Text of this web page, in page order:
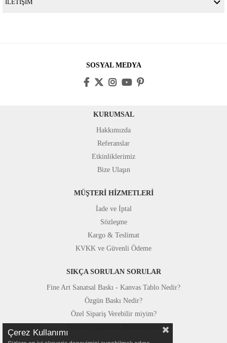
İLETİŞİM
SOSYAL MEDYA
KURUMSAL
Hakkımızda
Referanslar
Etkinliklerimiz
Bize Ulaşın
MÜŞTERİ HİZMETLERİ
İade ve İptal
Sözleşme
Kargo & Teslimat
KVKK ve Güvenli Ödeme
SIKÇA SORULAN SORULAR
Fine Art Sanatsal Baskı - Kanvas Tablo Nedir?
Özgün Baskı Nedir?
Özel Sipariş Verebilir miyim?
Çerez Kullanımı